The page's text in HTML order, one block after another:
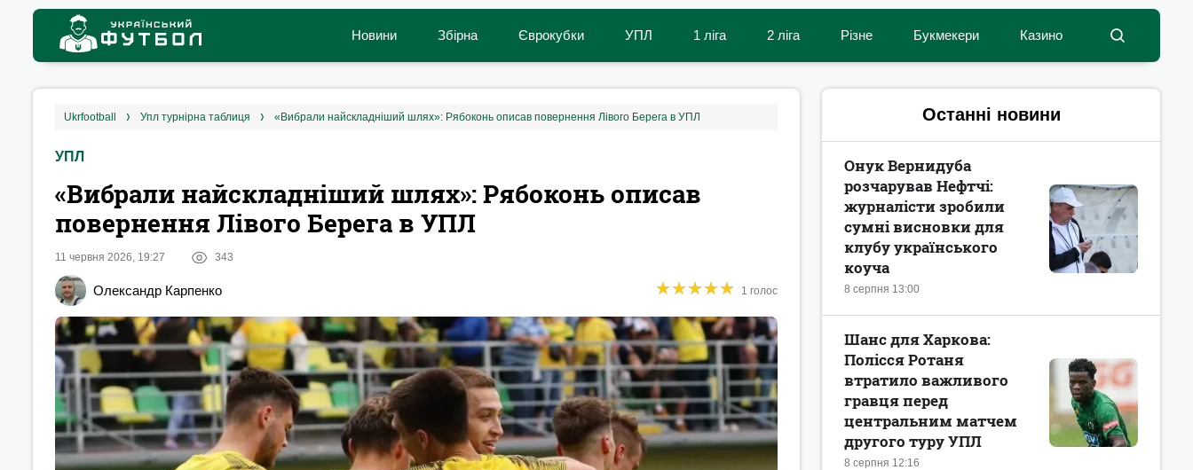
Новини Збірна Єврокубки УПЛ 1 ліга 2 ліга Різне Букмекери Казино
ukrfootball упл турнірна таблиця «Вибрали найскладніший шлях»: Рябоконь описав повернення Лівого Берега в УПЛ
УПЛ
«Вибрали найскладніший шлях»: Рябоконь описав
повернення Лівого Берега в УПЛ
11 червня 2026, 19:27 343
Олександр Карпенко ★★★★★
★★★★★ 1 голос
Останні новини
8 серпня 13:00
Онук Вернидуба
розчарував Нефтчі:
журналісти зробили
сумні висновки для
клубу українського
коуча
8 серпня 12:16
Шанс для Харкова:
Полісся Ротаня
втратило важливого
гравця перед
центральним матчем
другого туру УПЛ